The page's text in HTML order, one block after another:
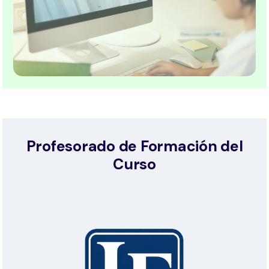
Profesorado de Formación del
Curso